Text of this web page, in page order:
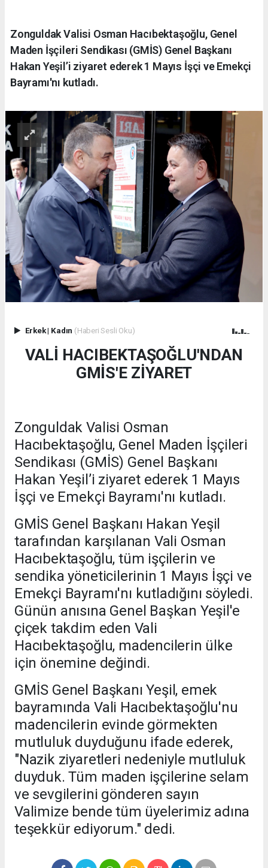
Zonguldak Valisi Osman Hacıbektaşoğlu, Genel
Maden İşçileri Sendikası (GMİS) Genel Başkanı
Hakan Yeşil’i ziyaret ederek 1 Mayıs İşçi ve Emekçi
Bayramı'nı kutladı.
Erkek| Kadın (Haberi Sesli Oku)
VALİ HACIBEKTAŞOĞLU'NDAN
GMİS'E ZİYARET
Zonguldak Valisi Osman
Hacıbektaşoğlu, Genel Maden İşçileri
Sendikası (GMİS) Genel Başkanı
Hakan Yeşil’i ziyaret ederek 1 Mayıs
İşçi ve Emekçi Bayramı'nı kutladı.
GMİS Genel Başkanı Hakan Yeşil
tarafından karşılanan Vali Osman
Hacıbektaşoğlu, tüm işçilerin ve
sendika yöneticilerinin 1 Mayıs İşçi ve
Emekçi Bayramı'nı kutladığını söyledi.
Günün anısına Genel Başkan Yeşil'e
çiçek takdim eden Vali
Hacıbektaşoğlu, madencilerin ülke
için önemine değindi.
GMİS Genel Başkanı Yeşil, emek
bayramında Vali Hacıbektaşoğlu'nu
madencilerin evinde görmekten
mutluluk duyduğunu ifade ederek,
"Nazik ziyaretleri nedeniyle mutluluk
duyduk. Tüm maden işçilerine selam
ve sevgilerini gönderen sayın
Valimize bende tüm üyelerimiz adına
teşekkür ediyorum." dedi.